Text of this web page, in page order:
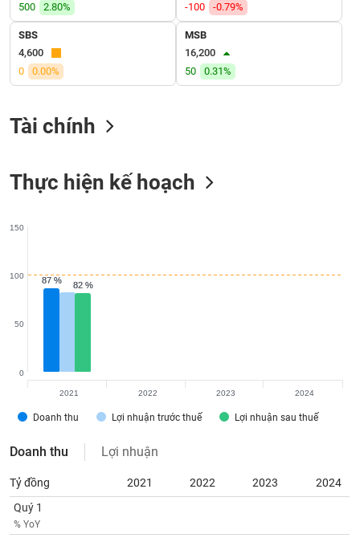
500
2.80%
-100
-0.79%
SBS
4,600
0
0.00%
MSB
16,200
50
0.31%
Tài chính
Thực hiện kế hoạch
87 %
87 % 82 %
82 %
Doanh thu Lợi nhuận trước thuế Lợi nhuận sau thuế
0
50
100
150
2021 2022 2023 2024
Doanh thu Lợi nhuận
Tỷ đồng 2021 2022 2023
2024
Quý 1
% YoY
CÔNG
NGHỆ
THÔNG
TIN
TRUYỀN
THÔNG
ÍCH
BẤT
chứng
(-)
Tất cả